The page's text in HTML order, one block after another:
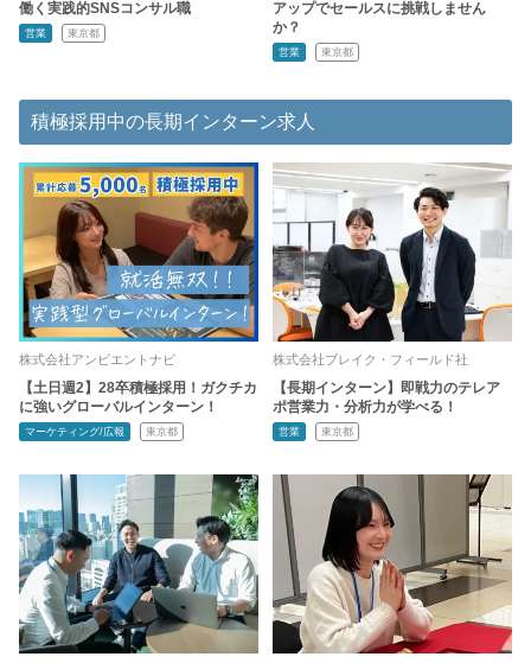
働く実践的SNSコンサル職
営業 東京都
アップでセールスに挑戦しません
か？
営業 東京都
積極採用中の長期インターン求人
株式会社アンビエントナビ
【土日週2】28卒積極採用！ガクチカ
に強いグローバルインターン！
マーケティング/広報 東京都
株式会社ブレイク・フィールド社
【長期インターン】即戦力のテレア
ポ営業力・分析力が学べる！
営業 東京都